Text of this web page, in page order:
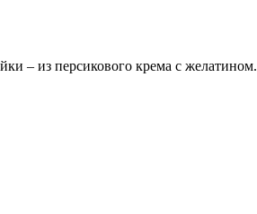
– из персикового крема с желатином.